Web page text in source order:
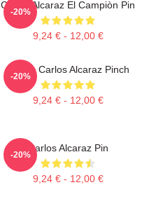
Carlos Alcaraz El Campiòn Pin
9,24 € - 12,00 €
-20%
Tennis Carlos Alcaraz Pinch
9,24 € - 12,00 €
-20%
Carlos Alcaraz Pin
9,24 € - 12,00 €
-20%